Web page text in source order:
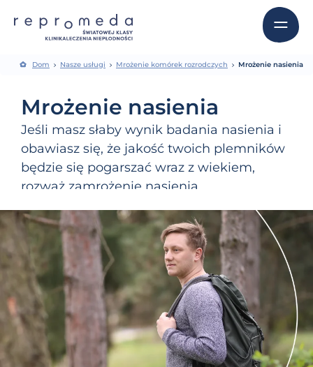
Dom Nasze usługi Mrożenie komórek rozrodczych Mrożenie nasienia
Mrożenie nasienia
Jeśli masz słaby wynik badania nasienia i
obawiasz się, że jakość twoich plemników
będzie się pogarszać wraz z wiekiem,
rozważ zamrożenie nasienia.